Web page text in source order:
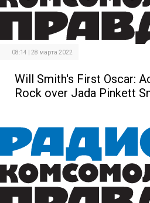
08:14 | 28 марта 2022
Will Smith's First Oscar:
Rock over Jada Pinkett